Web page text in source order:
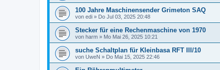
100 Jahre Maschinensender Grimeton SAQ
von edi » Do Jul 03, 2025 20:48
Stecker für eine Rechenmaschine von 1970
von harm » Mo Mai 26, 2025 10:21
suche Schaltplan für Kleinbasa RFT III/10
von UweN » Do Mai 15, 2025 22:46